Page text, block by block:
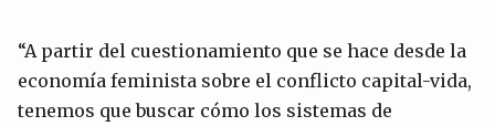
“A partir del cuestionamiento que se hace desde la
economía feminista sobre el conflicto capital-vida,
tenemos que buscar cómo los sistemas de